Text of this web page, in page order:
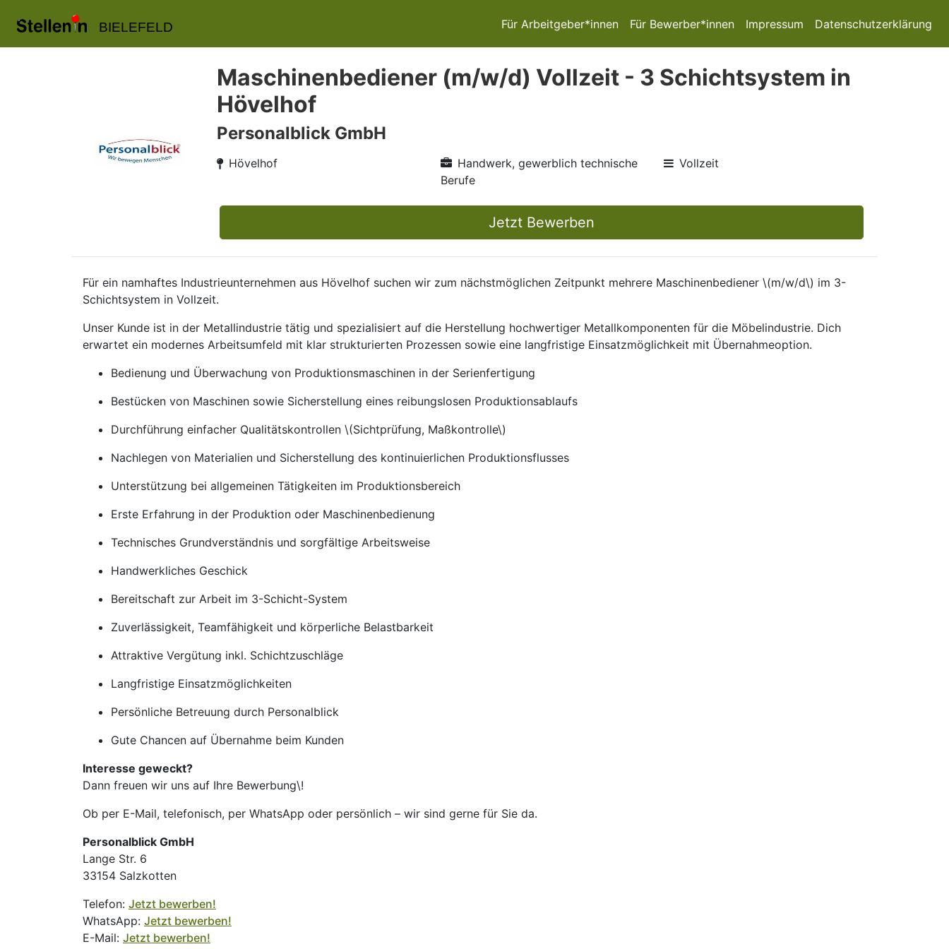
BIELEFELD Für Arbeitgeber*innen Für Bewerber*innen Impressum Datenschutzerklärung
Maschinenbediener (m/w/d) Vollzeit - 3 Schichtsystem in
Hövelhof
Personalblick GmbH
Hövelhof
Handwerk, gewerblich technische
Berufe
Vollzeit
Jetzt Bewerben
Für ein namhaftes Industrieunternehmen aus Hövelhof suchen wir zum nächstmöglichen Zeitpunkt mehrere Maschinenbediener \(m/w/d\) im 3-
Schichtsystem in Vollzeit.
Unser Kunde ist in der Metallindustrie tätig und spezialisiert auf die Herstellung hochwertiger Metallkomponenten für die Möbelindustrie. Dich
erwartet ein modernes Arbeitsumfeld mit klar strukturierten Prozessen sowie eine langfristige Einsatzmöglichkeit mit Übernahmeoption.
Bedienung und Überwachung von Produktionsmaschinen in der Serienfertigung
Bestücken von Maschinen sowie Sicherstellung eines reibungslosen Produktionsablaufs
Durchführung einfacher Qualitätskontrollen \(Sichtprüfung, Maßkontrolle\)
Nachlegen von Materialien und Sicherstellung des kontinuierlichen Produktionsflusses
Unterstützung bei allgemeinen Tätigkeiten im Produktionsbereich
Erste Erfahrung in der Produktion oder Maschinenbedienung
Technisches Grundverständnis und sorgfältige Arbeitsweise
Handwerkliches Geschick
Bereitschaft zur Arbeit im 3-Schicht-System
Zuverlässigkeit, Teamfähigkeit und körperliche Belastbarkeit
Attraktive Vergütung inkl. Schichtzuschläge
Langfristige Einsatzmöglichkeiten
Persönliche Betreuung durch Personalblick
Gute Chancen auf Übernahme beim Kunden
Interesse geweckt?
Dann freuen wir uns auf Ihre Bewerbung\!
Ob per E-Mail, telefonisch, per WhatsApp oder persönlich – wir sind gerne für Sie da.
Personalblick GmbH
Lange Str. 6
33154 Salzkotten
Telefon: Jetzt bewerben!
WhatsApp: Jetzt bewerben!
E-Mail: Jetzt bewerben!